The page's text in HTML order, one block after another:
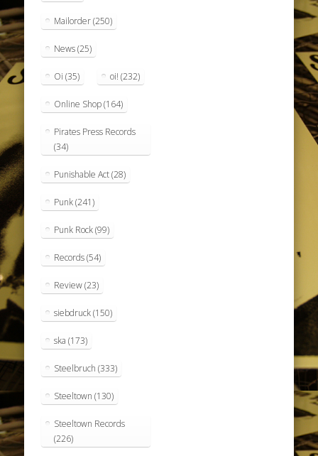
Mailorder(250)
News(25)
Oi (35) oi! (232)
Online Shop(164)
Pirates Press Records
(34)
Punishable Act(28)
Punk(241)
Punk Rock(99)
Records(54)
Review(23)
siebdruck(150)
ska (173)
Steelbruch (333)
Steeltown (130)
Steeltown Records
(226)